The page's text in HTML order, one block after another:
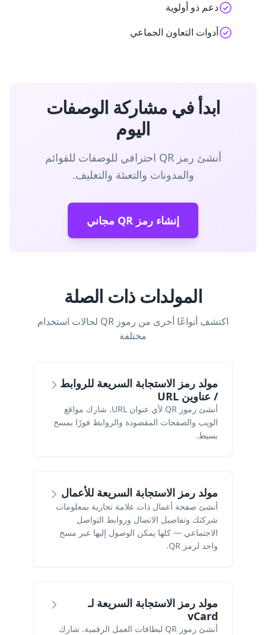
دعم ذو أولوية
أدوات التعاون الجماعي
ابدأ في مشاركة الوصفات
اليوم
أنشئ رمز QR احترافي للوصفات للقوائم
والمدونات والتعبئة والتغليف.
إنشاء رمز QR مجاني
المولدات ذات الصلة
اكتشف أنواعًا أخرى من رموز QR لحالات استخدام
مختلفة
مولد رمز الاستجابة السريعة للروابط
/ عناوين URL
أنشئ رموز QR لأي عنوان URL. شارك مواقع
الويب والصفحات المقصودة والروابط فورًا بمسح
بسيط.
مولد رمز الاستجابة السريعة للأعمال
أنشئ صفحة أعمال ذات علامة تجارية بمعلومات
شركتك وتفاصيل الاتصال وروابط التواصل
الاجتماعي — كلها يمكن الوصول إليها عبر مسح
واحد لرمز QR.
مولد رمز الاستجابة السريعة لـ
vCard
أنشئ رموز QR لبطاقات العمل الرقمية. شارك